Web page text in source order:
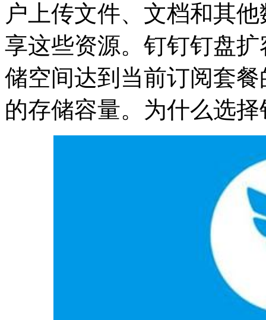
户上传文件、文档和其
享这些资源。钉钉钉盘
储空间达到当前订阅套
的存储容量。为什么选